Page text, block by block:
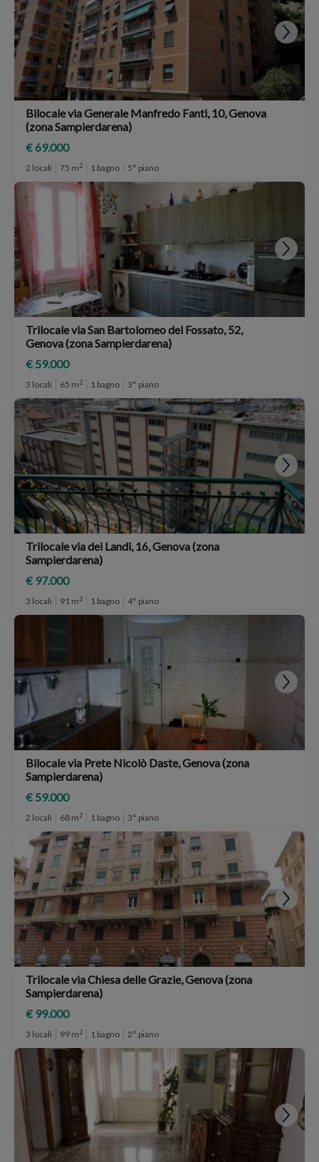
Bilocale via Generale Manfredo Fanti, 10, Genova
(zona Sampierdarena)
€ 69.000
2 locali 75 m2 1 bagno 5° piano
Trilocale via San Bartolomeo del Fossato, 52,
Genova (zona Sampierdarena)
€ 59.000
3 locali 65 m2 1 bagno 3° piano
Trilocale via dei Landi, 16, Genova (zona
Sampierdarena)
€ 97.000
3 locali 91 m2 1 bagno 4° piano
Bilocale via Prete Nicolò Daste, Genova (zona
Sampierdarena)
€ 59.000
2 locali 68 m2 1 bagno 3° piano
Trilocale via Chiesa delle Grazie, Genova (zona
Sampierdarena)
€ 99.000
3 locali 99 m2 1 bagno 2° piano